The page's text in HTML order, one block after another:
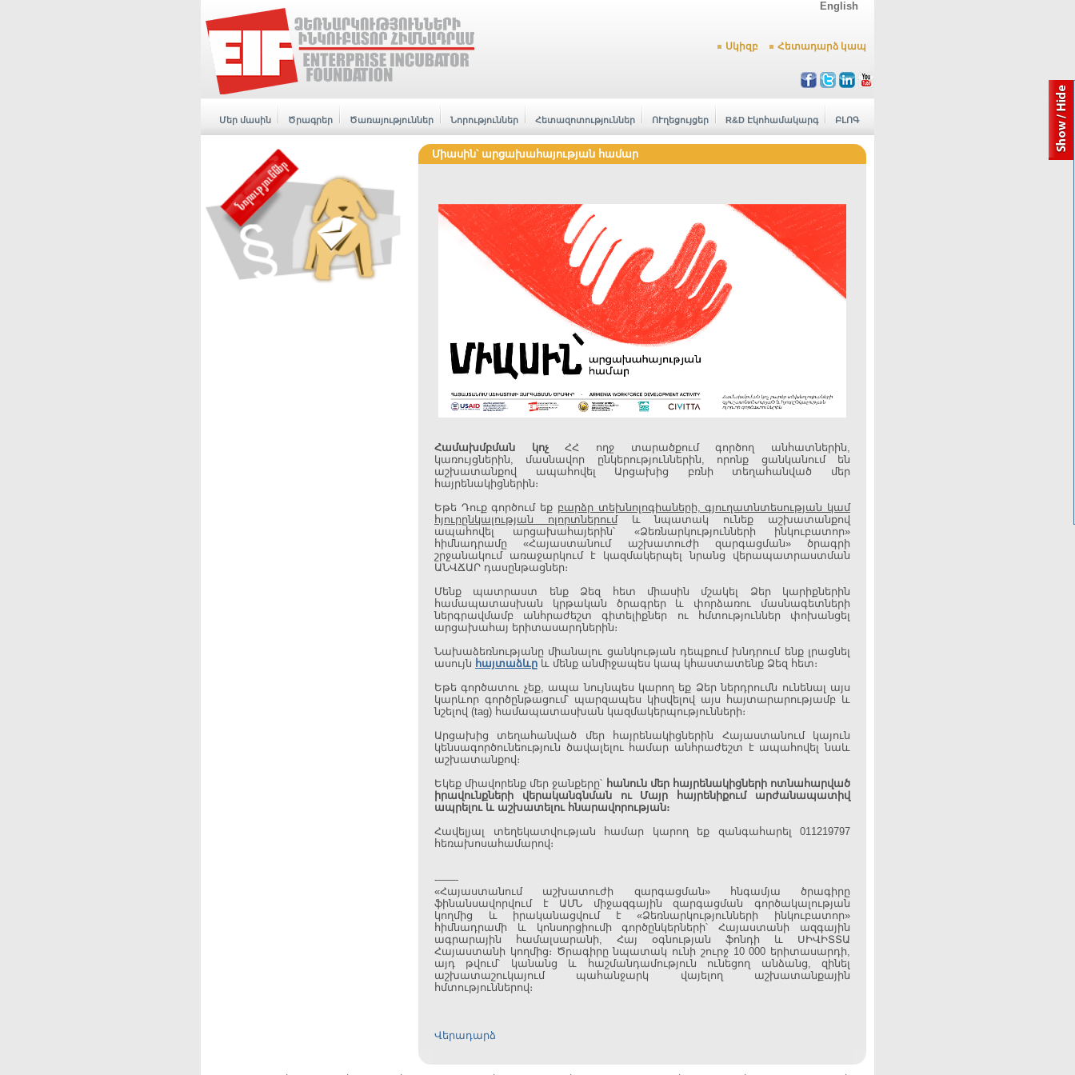
English
Սկիզբ Հետադարձ կապ
Մեր մասին Ծրագրեր Ծառայություններ Նորություններ Հետազոտություններ ՈՒղեցույցեր R&D Էկոհամակարգ ԲԼՈԳ
Միասին՝ արցախահայության համար
Համախմբման կոչՀՀ ողջ տարածքում գործող անհատներին,
կառույցներին, մասնավոր ընկերություններին, որոնք ցանկանում են
աշխատանքով ապահովել Արցախից բռնի տեղահանված մեր
հայրենակիցներին։
Եթե Դուք գործում եք բարձր տեխնոլոգիաների, գյուղատնտեսության կամ
հյուրընկալության ոլորտներումև նպատակ ունեք աշխատանքով
ապահովել արցախահայերին՝ «Ձեռնարկությունների ինկուբատոր»
հիմնադրամը «Հայաստանում աշխատուժի զարգացման» ծրագրի
շրջանակում առաջարկում է կազմակերպել նրանց վերապատրաստման
ԱՆՎՃԱՐ դասընթացներ։
Մենք պատրաստ ենք Ձեզ հետ միասին մշակել Ձեր կարիքներին
համապատասխան կրթական ծրագրեր և փորձառու մասնագետների
ներգրավմամբ անհրաժեշտ գիտելիքներ ու հմտություններ փոխանցել
արցախահայ երիտասարդներին։
Նախաձեռնությանը միանալու ցանկության դեպքում խնդրում ենք լրացնել
ասույն հայտաձևը և մենք անմիջապես կապ կհաստատենք Ձեզ հետ։
Եթե գործատու չեք, ապա նույնպես կարող եք Ձեր ներդրումն ունենալ այս
կարևոր գործընթացում՝ պարզապես կիսվելով այս հայտարարությամբ և
նշելով (tag) համապատասխան կազմակերպությունների։
Արցախից տեղահանված մեր հայրենակիցներին Հայաստանում կայուն
կենսագործունեություն ծավալելու համար անհրաժեշտ է ապահովել նաև
աշխատանքով։
Եկեք միավորենք մեր ջանքերը՝ հանուն մեր հայրենակիցների ոտնահարված
իրավունքների վերականգնման ու Մայր հայրենիքում արժանապատիվ
ապրելու և աշխատելու հնարավորության։
Հավելյալ տեղեկատվության համար կարող եք զանգահարել 011219797
հեռախոսահամարով։
-——
«Հայաստանում աշխատուժի զարգացման» հնգամյա ծրագիրը
ֆինանսավորվում է ԱՄՆ միջազգային զարգացման գործակալության
կողմից և իրականացվում է «Ձեռնարկությունների ինկուբատոր»
հիմնադրամի և կոնսորցիումի գործընկերների՝ Հայաստանի ազգային
ագրարային համալսարանի, Հայ օգնության ֆոնդի և ՍԻՎԻՏՏԱ
Հայաստանի կողմից։ Ծրագիրը նպատակ ունի շուրջ 10 000 երիտասարդի,
այդ թվում՝ կանանց և հաշմանդամություն ունեցող անձանց, զինել
աշխատաշուկայում պահանջարկ վայելող աշխատանքային
հմտություններով։
Վերադարձ